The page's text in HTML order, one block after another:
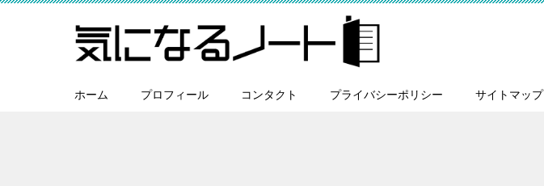
ホーム プロフィール コンタクト プライバシーポリシー サイトマップ